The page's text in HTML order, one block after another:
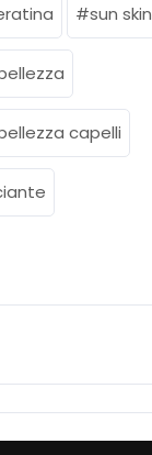
sun skin
capelli